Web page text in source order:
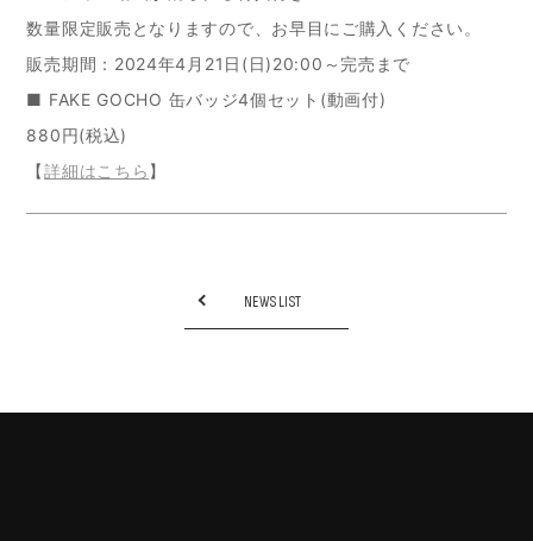
数量限定販売となりますので、お早目にご購入ください。
販売期間：2024年4月21日(日)20:00～完売まで
■ FAKE GOCHO 缶バッジ4個セット(動画付)
880円(税込)
【詳細はこちら 】
NEWS LIST